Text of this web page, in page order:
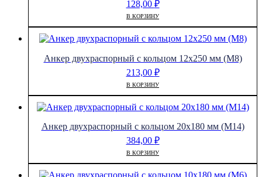
128,00 ₽
В КОРЗИНУ
Анкер двухраспорный с кольцом 12х250 мм (М8)
213,00 ₽
В КОРЗИНУ
Анкер двухраспорный с кольцом 20х180 мм (М14)
384,00 ₽
В КОРЗИНУ